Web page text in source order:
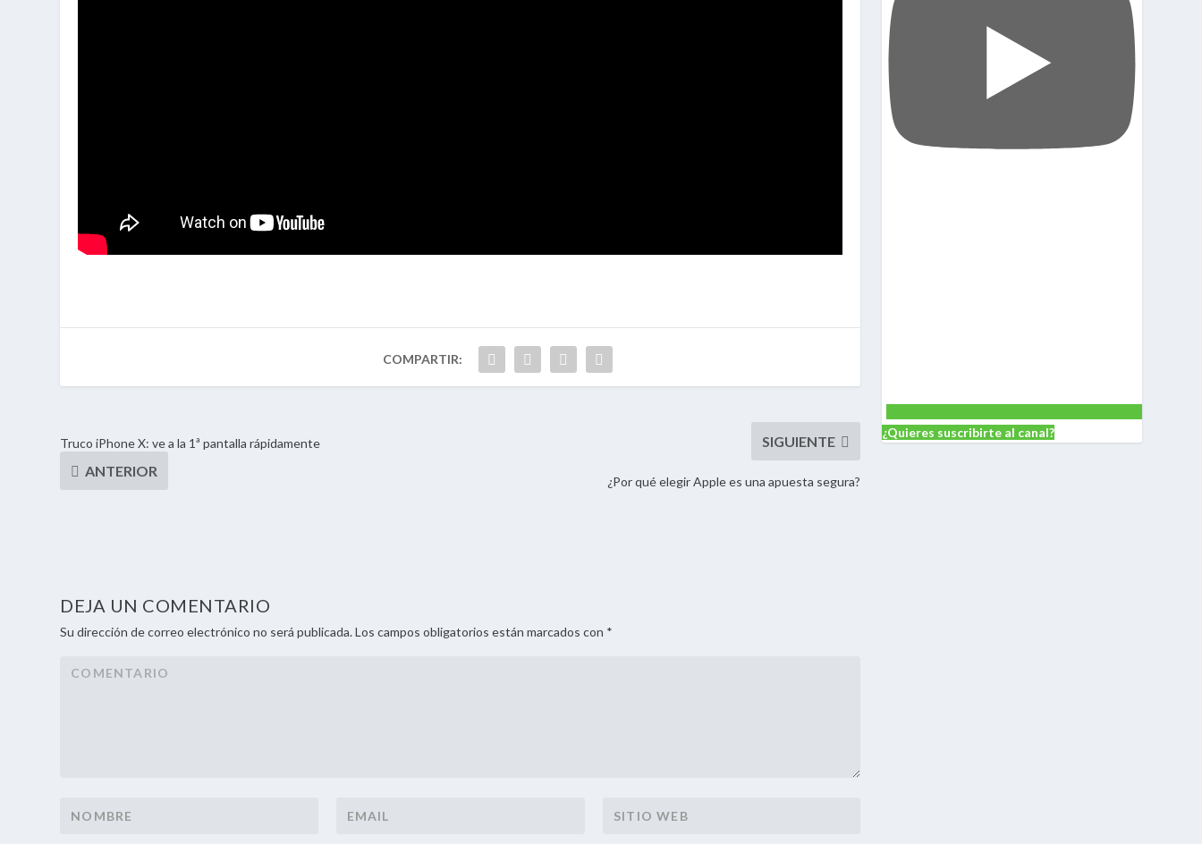
Truco iPhone X: ve a la 1ª pantalla rápidamente
¿Por qué elegir Apple es una apuesta segura?
DEJA UN COMENTARIO
Su dirección de correo electrónico no será publicada. Los campos obligatorios están marcados con *
¿Quieres suscribirte al canal?